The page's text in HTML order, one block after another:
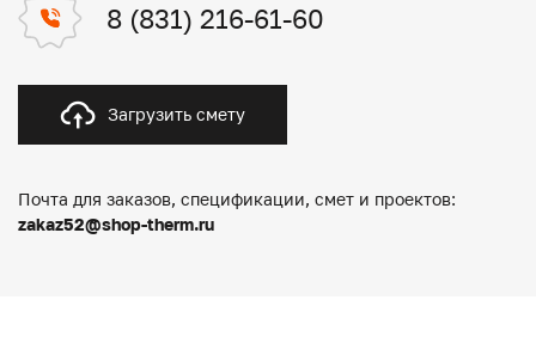
8 (831) 216-61-60
Загрузить смету
Почта для заказов, спецификации, смет и проектов:
zakaz52@shop-therm.ru